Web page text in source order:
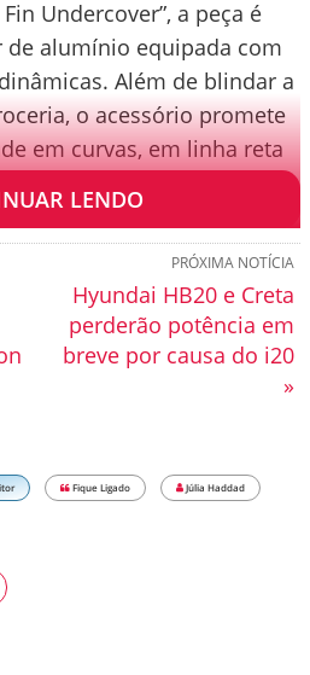
Undercover”, a peça é
alumínio equipada com
Além de blindar a
o acessório promete
em curvas, em linha reta
laterais.
LENDO
PRÓXIMA NOTÍCIA
Hyundai HB20 e Creta
perderão potência em
breve por causa do i20
»
Fique Ligado Júlia Haddad